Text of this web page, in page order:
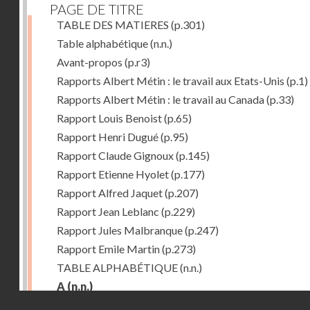
PAGE DE TITRE
TABLE DES MATIERES (p.301)
Table alphabétique(n.n.)
Avant-propos (p.r3)
Rapports Albert Métin : le travail aux Etats-Unis (p.1)
Rapports Albert Métin : le travail au Canada(p.33)
Rapport Louis Benoist(p.65)
Rapport Henri Dugué(p.95)
Rapport Claude Gignoux(p.145)
Rapport Etienne Hyolet(p.177)
Rapport Alfred Jaquet(p.207)
Rapport Jean Leblanc (p.229)
Rapport Jules Malbranque(p.247)
Rapport Emile Martin(p.273)
TABLE ALPHABÉTIQUE(n.n.)
A (n.n.)